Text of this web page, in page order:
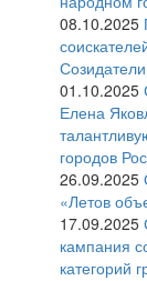
08.10.2025
01.10.2025
Елена
городов
26.09.2025
«Летов
17.09.2025
кампания
категорий